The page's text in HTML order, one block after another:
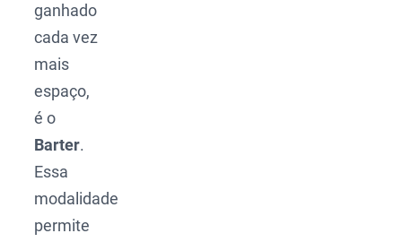
ganhado
cada vez
mais
espaço,
é o
Barter.
Essa
modalidade
permite